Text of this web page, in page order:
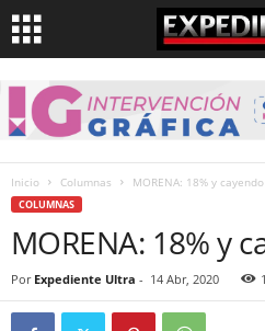
Inicio Columnas MORENA: 18% y cayendo
COLUMNAS
MORENA: 18% y
Por Expediente Ultra - 14 Abr, 2020